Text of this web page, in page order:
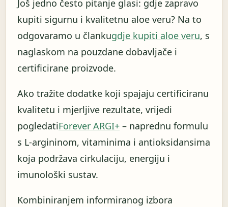
Još jedno često pitanje glasi: gdje zapravo
kupiti sigurnu i kvalitetnu aloe veru? Na to
odgovaramo u člankugdje kupiti aloe veru, s
naglaskom na pouzdane dobavljače i
certificirane proizvode.
Ako tražite dodatke koji spajaju certificiranu
kvalitetu i mjerljive rezultate, vrijedi
pogledatiForever ARGI+ – naprednu formulu
s L-argininom, vitaminima i antioksidansima
koja podržava cirkulaciju, energiju i
imunološki sustav.
Kombiniranjem informiranog izbora